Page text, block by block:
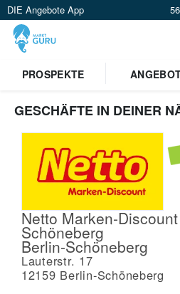
DIE Angebote App
PROSPEKTE
GESCHÄFTE IN DEINER
Netto Marken-
Schöneberg
Berlin-Schöneberg
Lauterstr. 17
12159 Berlin-Schöneberg